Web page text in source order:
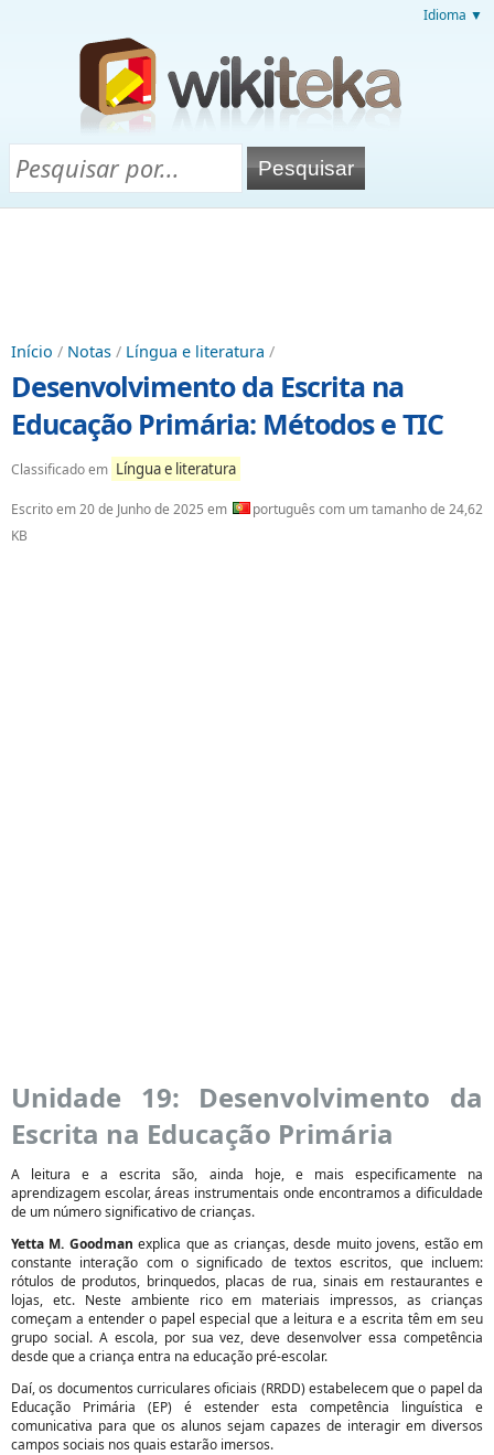
Idioma ▼
Início / Notas / Língua e literatura /
Desenvolvimento da Escrita na
Educação Primária: Métodos e TIC
Classificado em Língua e literatura
Escrito em20 de Junho de 2025 em
português com um tamanho de 24,62
KB
Unidade 19: Desenvolvimento da
Escrita na Educação Primária
A leitura e a escrita são, ainda hoje, e mais especificamente na
aprendizagem escolar, áreas instrumentais onde encontramos a dificuldade
de um número significativo de crianças.
Yetta M. Goodman explica que as crianças, desde muito jovens, estão em
constante interação com o significado de textos escritos, que incluem:
rótulos de produtos, brinquedos, placas de rua, sinais em restaurantes e
lojas, etc. Neste ambiente rico em materiais impressos, as crianças
começam a entender o papel especial que a leitura e a escrita têm em seu
grupo social. A escola, por sua vez, deve desenvolver essa competência
desde que a criança entra na educação pré-escolar.
Daí, os documentos curriculares oficiais (RRDD) estabelecem que o papel da
Educação Primária (EP) é estender esta competência linguística e
comunicativa para que os alunos sejam capazes de interagir em diversos
campos sociais nos quais estarão imersos.